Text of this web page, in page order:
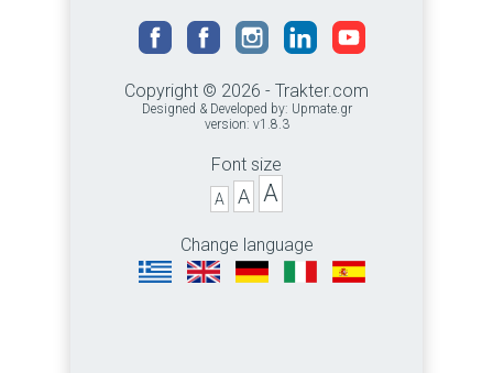
Copyright © 2026 - Trakter.com
Designed & Developed by: Upmate.gr
version: v1.8.3
Font size
A A A
Change language